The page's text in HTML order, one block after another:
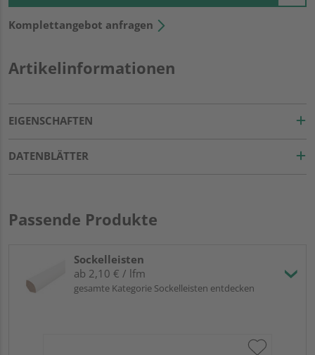
Komplettangebot anfragen
Artikelinformationen
EIGENSCHAFTEN
DATENBLÄTTER
Passende Produkte
Sockelleisten
ab 2,10 € / lfm
gesamte Kategorie Sockelleisten entdecken